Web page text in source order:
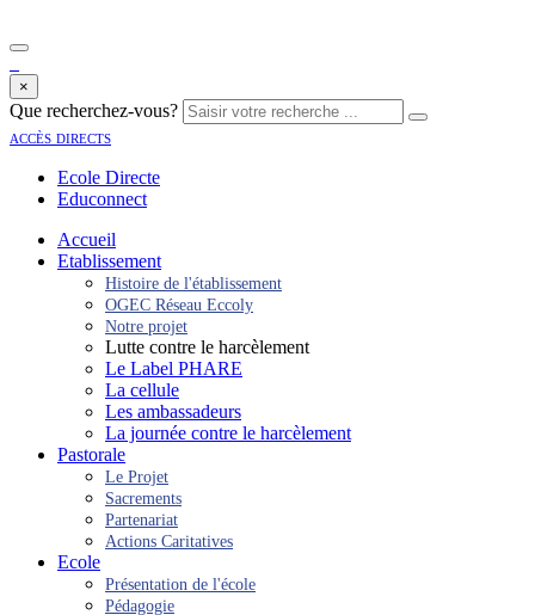
×
Que recherchez-vous?
accès directs
Ecole Directe
Educonnect
Accueil
Etablissement
Histoire de l'établissement
OGEC Réseau Eccoly
Notre projet
Lutte contre le harcèlement
Le Label PHARE
La cellule
Les ambassadeurs
La journée contre le harcèlement
Pastorale
Le Projet
Sacrements
Partenariat
Actions Caritatives
Ecole
Présentation de l'école
Pédagogie